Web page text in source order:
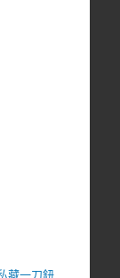
藏一刀鈕